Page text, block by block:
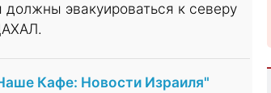
эвакуироваться к северу
Кафе: Новости Израиля"